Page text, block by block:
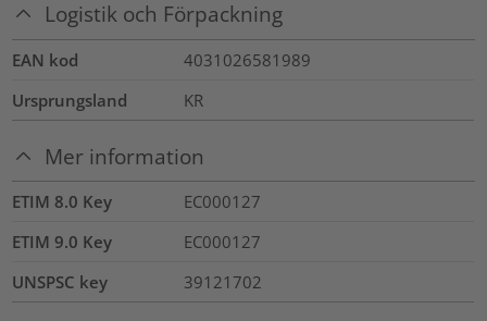
Logistik och Förpackning
EAN kod
4031026581989
Ursprungsland
KR
Mer information
ETIM 8.0 Key
EC000127
ETIM 9.0 Key
EC000127
UNSPSC key
39121702